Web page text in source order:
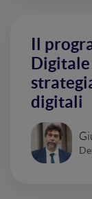
Il
digitali